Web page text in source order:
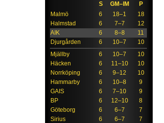
S GM–IM
P
Malmö
6 18–1
18
Halmstad
6 7–7
12
AIK
6 8–8
11
Djurgården
6 10–7
10
Mjällby
6 10–7
10
Häcken
6 11–10
10
Norrköping
6 9–12
10
Hammarby
6 10–8
9
GAIS
6 7–10
9
BP
6 12–10
8
Göteborg
6 6–7
7
Sirius
6 6–7
7